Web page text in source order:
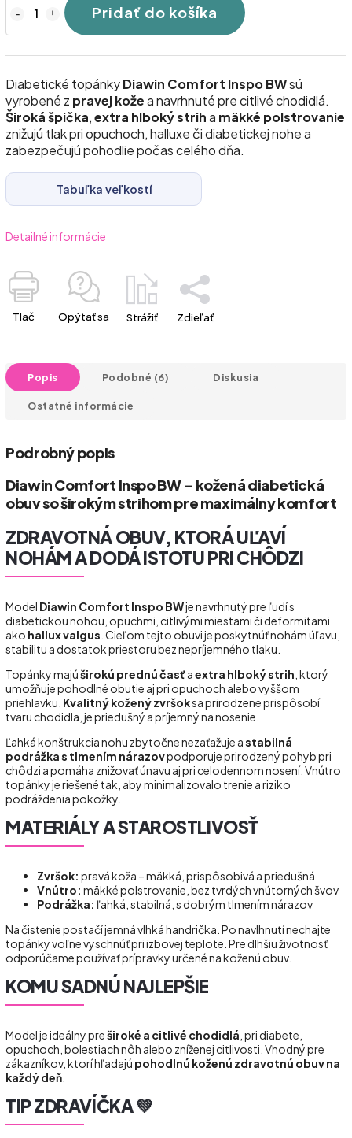
Pridať do košíka
Diabetické topánkyDiawin Comfort Inspo BWsú
vyrobené z pravej kožea navrhnuté pre citlivé chodidlá.
Široká špička,extra hlboký striha mäkké polstrovanie
znižujú tlak pri opuchoch, halluxe či diabetickej nohe a
zabezpečujú pohodlie počas celého dňa.
Tabuľka veľkostí
Detailné informácie
Tlač Opýtať sa Strážiť Zdieľať
Popis Podobné (6) Diskusia
Ostatné informácie
Podrobný popis
Diawin Comfort Inspo BW – kožená diabetická
obuv so širokým strihom pre maximálny komfort
ZDRAVOTNÁ OBUV, KTORÁ UĽAVÍ
NOHÁM A DODÁ ISTOTU PRI CHÔDZI
Model Diawin Comfort Inspo BWje navrhnutý pre ľudí s
diabetickou nohou, opuchmi, citlivými miestami či deformitami
ako hallux valgus . Cieľom tejto obuvi je poskytnúť nohám úľavu,
stabilitu a dostatok priestoru bez nepríjemného tlaku.
Topánky majúširokú prednú časťaextra hlboký strih , ktorý
umožňuje pohodlné obutie aj pri opuchoch alebo vyššom
priehlavku. Kvalitný kožený zvršoksa prirodzene prispôsobí
tvaru chodidla, je priedušný a príjemný na nosenie.
Ľahká konštrukcia nohu zbytočne nezaťažuje astabilná
podrážka s tlmením nárazovpodporuje prirodzený pohyb pri
chôdzi a pomáha znižovať únavu aj pri celodennom nosení. Vnútro
topánky je riešené tak, aby minimalizovalo trenie a riziko
podráždenia pokožky.
MATERIÁLY A STAROSTLIVOSŤ
Zvršok: pravá koža – mäkká, prispôsobivá a priedušná
Vnútro: mäkké polstrovanie, bez tvrdých vnútorných švov
Podrážka: ľahká, stabilná, s dobrým tlmením nárazov
Na čistenie postačí jemná vlhká handrička. Po navlhnutí nechajte
topánky voľne vyschnúť pri izbovej teplote. Pre dlhšiu životnosť
odporúčame používať prípravky určené na koženú obuv.
KOMU SADNÚ NAJLEPŠIE
Model je ideálny preširoké a citlivé chodidlá , pri diabete,
opuchoch, bolestiach nôh alebo zníženej citlivosti. Vhodný pre
zákazníkov, ktorí hľadajú pohodlnú koženú zdravotnú obuv na
každý deň
TIP ZDRAVÍČKA 💚